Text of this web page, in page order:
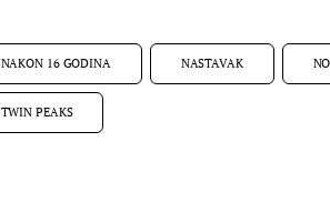
NAKON 16 GODINA NASTAVAK
TWIN PEAKS